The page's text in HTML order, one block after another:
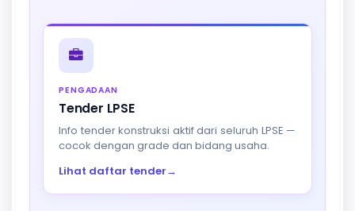
PENGADAAN
Tender LPSE
Info tender konstruksi aktif dari seluruh LPSE —
cocok dengan grade dan bidang usaha.
Lihat daftar tender→